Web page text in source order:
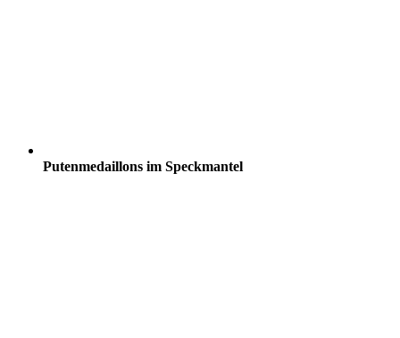
Putenmedaillons im Speckmantel